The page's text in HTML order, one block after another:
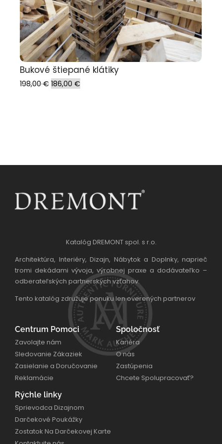
Bukové štiepané klátiky
198,00€ 186,00 €
Katalóg DREMONT spol. s r.o.
Architektúra, Interiéry, Dizajn, Nábytok a Doplnky, naprieč
tromi dekádami vývoja, výrobnej praxe a dodávateľko –
odberateľských partnerských vzťahov.
Tento katalóg združuje ponuku len overených partnerov
Centrum Pomoci
Zavolajte nám
Sledovanie Zákaziek
Zasielanie a Doručovanie
Reklamácie
Spoločnosť
Kariéra
O nás
Zastúpenia
Chcete Spolupracovať?
Rýchle linky
Sprievodca Dizajnom
Darčekové Poukážky
Zostatok Na Darčekovej Karte